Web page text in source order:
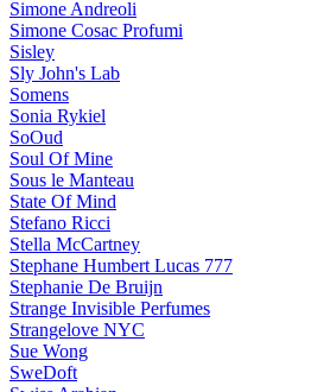
Simone Andreoli
Simone Cosac Profumi
Sisley
Sly John's Lab
Somens
Sonia Rykiel
SoOud
Soul Of Mine
Sous le Manteau
State Of Mind
Stefano Ricci
Stella McCartney
Stephane Humbert Lucas 777
Stephanie De Bruijn
Strange Invisible Perfumes
Strangelove NYC
Sue Wong
SweDoft